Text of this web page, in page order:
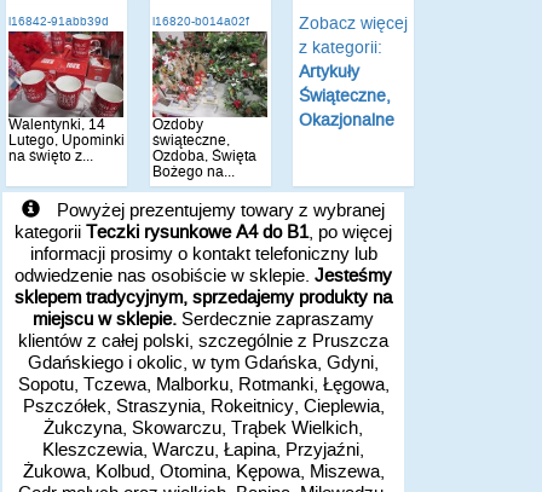
i16842-91abb39d
Walentynki, 14
Lutego, Upominki
na święto z...
i16820-b014a02f
Ozdoby
świąteczne,
Ozdoba, Święta
Bożego na...
Zobacz więcej
z kategorii:
Artykuły
Świąteczne,
Okazjonalne
Powyżej prezentujemy towary z wybranej
kategorii Teczki rysunkowe A4 do B1, po więcej
informacji prosimy o kontakt telefoniczny lub
odwiedzenie nas osobiście w sklepie. Jesteśmy
sklepem tradycyjnym, sprzedajemy produkty na
miejscu w sklepie. Serdecznie zapraszamy
klientów z całej polski, szczególnie z Pruszcza
Gdańskiego i okolic, w tym Gdańska, Gdyni,
Sopotu, Tczewa, Malborku, Rotmanki, Łęgowa,
Pszczółek, Straszynia, Rokeitnicy, Cieplewia,
Żukczyna, Skowarczu, Trąbek Wielkich,
Kleszczewia, Warczu, Łapina, Przyjaźni,
Żukowa, Kolbud, Otomina, Kępowa, Miszewa,